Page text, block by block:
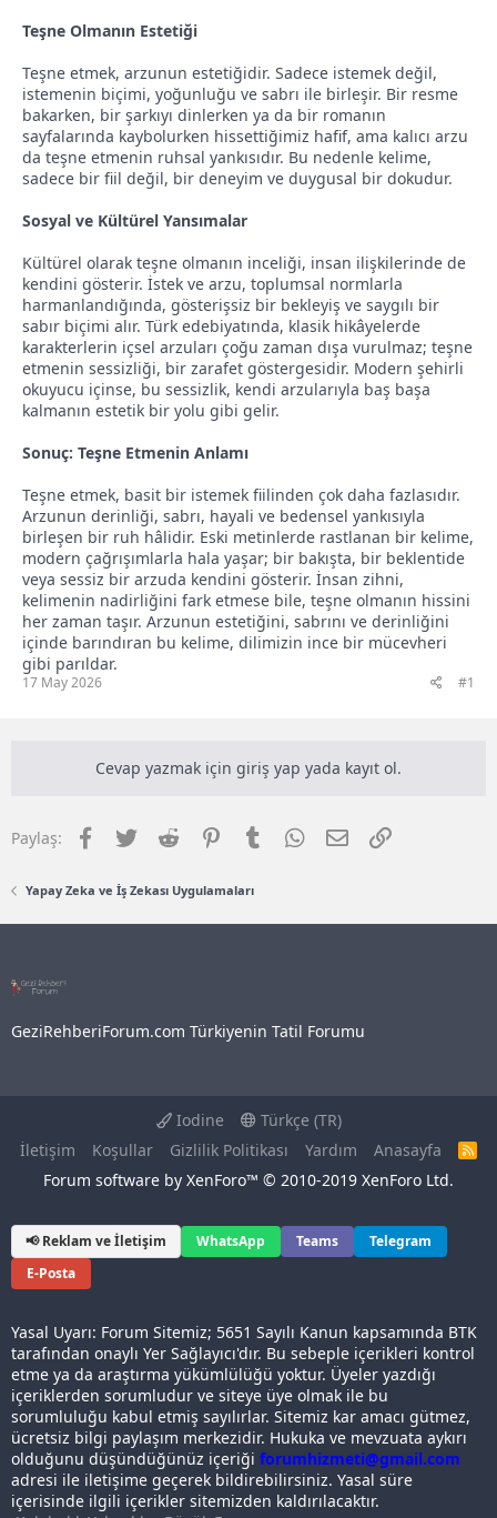
Teşne Olmanın Estetiği
Teşne etmek, arzunun estetiğidir. Sadece istemek değil,
istemenin biçimi, yoğunluğu ve sabrı ile birleşir. Bir resme
bakarken, bir şarkıyı dinlerken ya da bir romanın
sayfalarında kaybolurken hissettiğimiz hafif, ama kalıcı arzu
da teşne etmenin ruhsal yankısıdır. Bu nedenle kelime,
sadece bir fiil değil, bir deneyim ve duygusal bir dokudur.
Sosyal ve Kültürel Yansımalar
Kültürel olarak teşne olmanın inceliği, insan ilişkilerinde de
kendini gösterir. İstek ve arzu, toplumsal normlarla
harmanlandığında, gösterişsiz bir bekleyiş ve saygılı bir
sabır biçimi alır. Türk edebiyatında, klasik hikâyelerde
karakterlerin içsel arzuları çoğu zaman dışa vurulmaz; teşne
etmenin sessizliği, bir zarafet göstergesidir. Modern şehirli
okuyucu içinse, bu sessizlik, kendi arzularıyla baş başa
kalmanın estetik bir yolu gibi gelir.
Sonuç: Teşne Etmenin Anlamı
Teşne etmek, basit bir istemek fiilinden çok daha fazlasıdır.
Arzunun derinliği, sabrı, hayali ve bedensel yankısıyla
birleşen bir ruh hâlidir. Eski metinlerde rastlanan bir kelime,
modern çağrışımlarla hala yaşar; bir bakışta, bir beklentide
veya sessiz bir arzuda kendini gösterir. İnsan zihni,
kelimenin nadirliğini fark etmese bile, teşne olmanın hissini
her zaman taşır. Arzunun estetiğini, sabrını ve derinliğini
içinde barındıran bu kelime, dilimizin ince bir mücevheri
gibi parıldar.
17 May 2026 #1
Cevap yazmak için giriş yap yada kayıt ol.
Paylaş: Facebook
TwitterReddit PinterestTumblrWhatsApp
E-postaLink
Yapay Zeka ve İş Zekası Uygulamaları
GeziRehberiForum.com Türkiyenin Tatil Forumu
Iodine
Türkçe (TR)
İletişim
Koşullar Gizlilik Politikası Yardım Anasayfa
R
Forum software by XenForo™ © 2010-2019 XenForo Ltd.
📢 Reklam ve İletişim WhatsApp Teams
Telegram
E-Posta
Yasal Uyarı: Forum Sitemiz; 5651 Sayılı Kanun kapsamında BTK
tarafından onaylı Yer Sağlayıcı'dır. Bu sebeple içerikleri kontrol
etme ya da araştırma yükümlülüğü yoktur. Üyeler yazdığı
içeriklerden sorumludur ve siteye üye olmak ile bu
sorumluluğu kabul etmiş sayılırlar. Sitemiz kar amacı gütmez,
ücretsiz bilgi paylaşım merkezidir. Hukuka ve mevzuata aykırı
olduğunu düşündüğünüz içeriği forumhizmeti@gmail.com
adresi ile iletişime geçerek bildirebilirsiniz. Yasal süre
içerisinde ilgili içerikler sitemizden kaldırılacaktır.